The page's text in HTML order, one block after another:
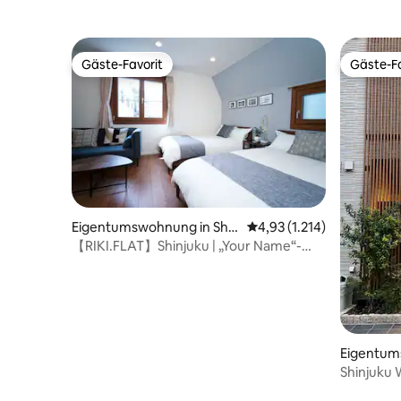
von Informationen für ■ Gäste Alle
Gäste werden aufgefordert, die
folgenden Informationen einzureichen.
Name, Adresse, Beruf, Nationalität ・
Passfoto (für japanische
Staatsangehörige bitte eine Kopie des
Personalausweises vorlegen)
(siehe Fotos). [Volle
up-Entferner ■Längere
Ruhe
(trocken
Gäste-Favorit
Gäste-Favorit
Eigentumswohnung in Shin
juku, Japan
Durchschnittliche
4,93 (1.214)
【RIKI.FLAT】Shinjuku | „Your Name“-
Gäste-
Gäste-
uku,
Shinjuku